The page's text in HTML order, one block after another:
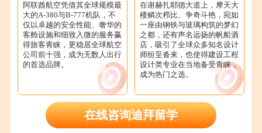
阿联酋航空凭借其全球规模最
大的A-380与B-777机队，不
仅以卓越的安全性能、奢华的
客舱设施和细致入微的服务赢
得旅客青睐，更稳居全球航空
公司前十强，成为无数人出行
的首选品牌。
在谢赫扎耶德大道上，摩天大
楼鳞次栉比、争奇斗艳，宛如
一座由钢铁与玻璃构筑的梦幻
之都，还有声名远扬的帆船酒
店，吸引了全球众多知名设计
师纷至沓来，也使得建设工程
设计类专业在当地备受青睐，
成为热门之选。
在线咨询迪拜留学